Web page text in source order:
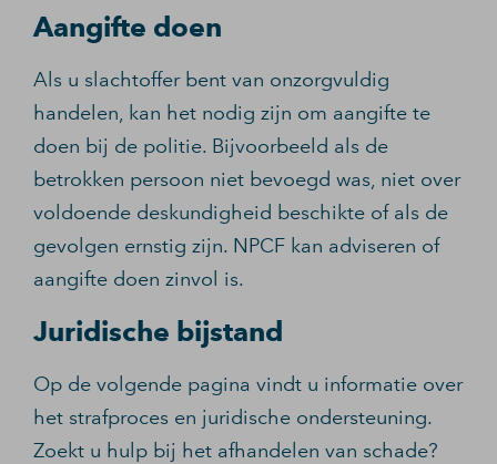
Aangifte doen
Als u slachtoffer bent van onzorgvuldig
handelen, kan het nodig zijn om aangifte te
doen bij de politie. Bijvoorbeeld als de
betrokken persoon niet bevoegd was, niet over
voldoende deskundigheid beschikte of als de
gevolgen ernstig zijn. NPCF kan adviseren of
aangifte doen zinvol is.
Juridische bijstand
Op de volgende pagina vindt u informatie over
het strafproces en juridische ondersteuning.
Zoekt u hulp bij het afhandelen van schade?